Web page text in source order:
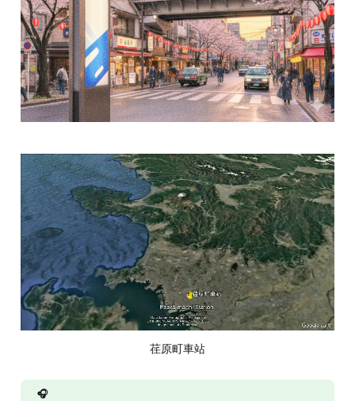
荏原町車站
🎧